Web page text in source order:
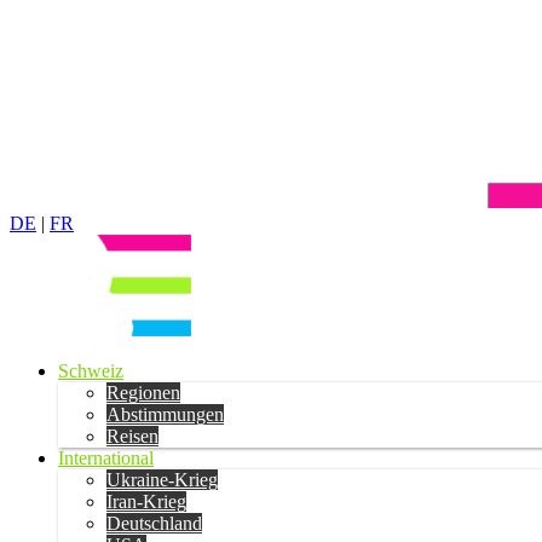
DE | FR
Schweiz
Regionen
Abstimmungen
Reisen
International
Ukraine-Krieg
Iran-Krieg
Deutschland